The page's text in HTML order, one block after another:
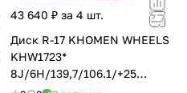
43 640 ₽ за 4 шт.
Диск R-17 KHOMEN WHEELS
KHW1723*
8J/6H/139,7/106.1/+25
BLACK